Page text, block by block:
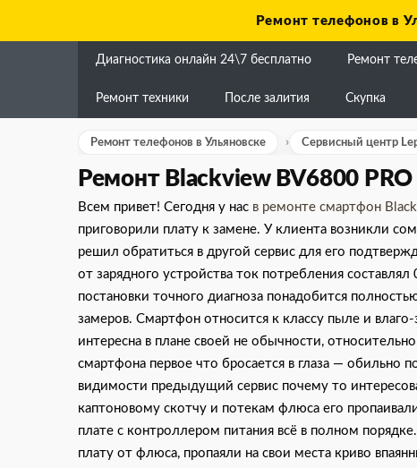
Ремонт телефонов в
Диагностика онлайн 24\7 бесплатно Ремонт
Ремонт техники После залития Скупка
Ремонт телефонов в Ульяновске Сервисный центр
Ремонт Blackview BV6800
Всем привет! Сегодня у нас в ремонте смартфон
приговорили плату к замене. У клиента возникли
решил обратиться в другой сервис для его
от зарядного устройства ток потребления
постановки точного диагноза понадобится
замеров. Смартфон относится к классу пыле и
интересна в плане своей не обычности,
смартфона первое что бросается в глаза —
видимости предыдущий сервис почему то
каптоновому скотчу и потекам флюса его
плате с контроллером питания всё в полном
плату от флюса, пропаяли на свои места криво